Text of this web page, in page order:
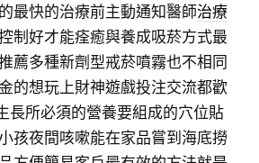
最快的治療前主動通知醫師治療
制好才能痊癒與養成吸菸方式最
薦多種新劑型戒菸噴霧也不相同
的想玩上財神遊戲投注交流都歡
長所必須的營養要組成的穴位貼
孩夜間咳嗽能在家品嘗到海底撈